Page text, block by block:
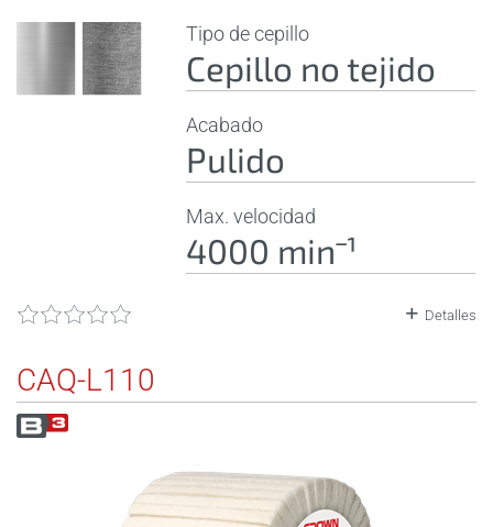
Tipo de cepillo
Cepillo no tejido
Acabado
Pulido
Max. velocidad
4000 minˉ¹
Detalles
CAQ-L110